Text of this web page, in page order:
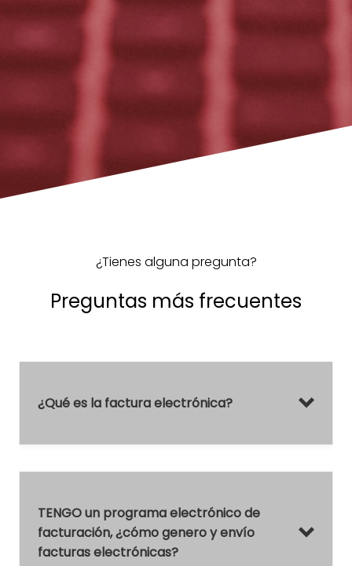
¿Tienes alguna pregunta?
Preguntas más frecuentes
¿Qué es la factura electrónica?
TENGO un programa electrónico de
facturación, ¿cómo genero y envío
facturas electrónicas?